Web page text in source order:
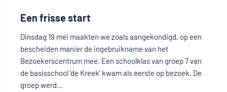
Een frisse start
Dinsdag 19 mei maakten we zoals aangekondigd, op een
bescheiden manier de ingebruikname van het
Bezoekerscentrum mee. Een schoolklas van groep 7 van
de basisschool ‘de Kreek’ kwam als eerste op bezoek. De
groep werd…